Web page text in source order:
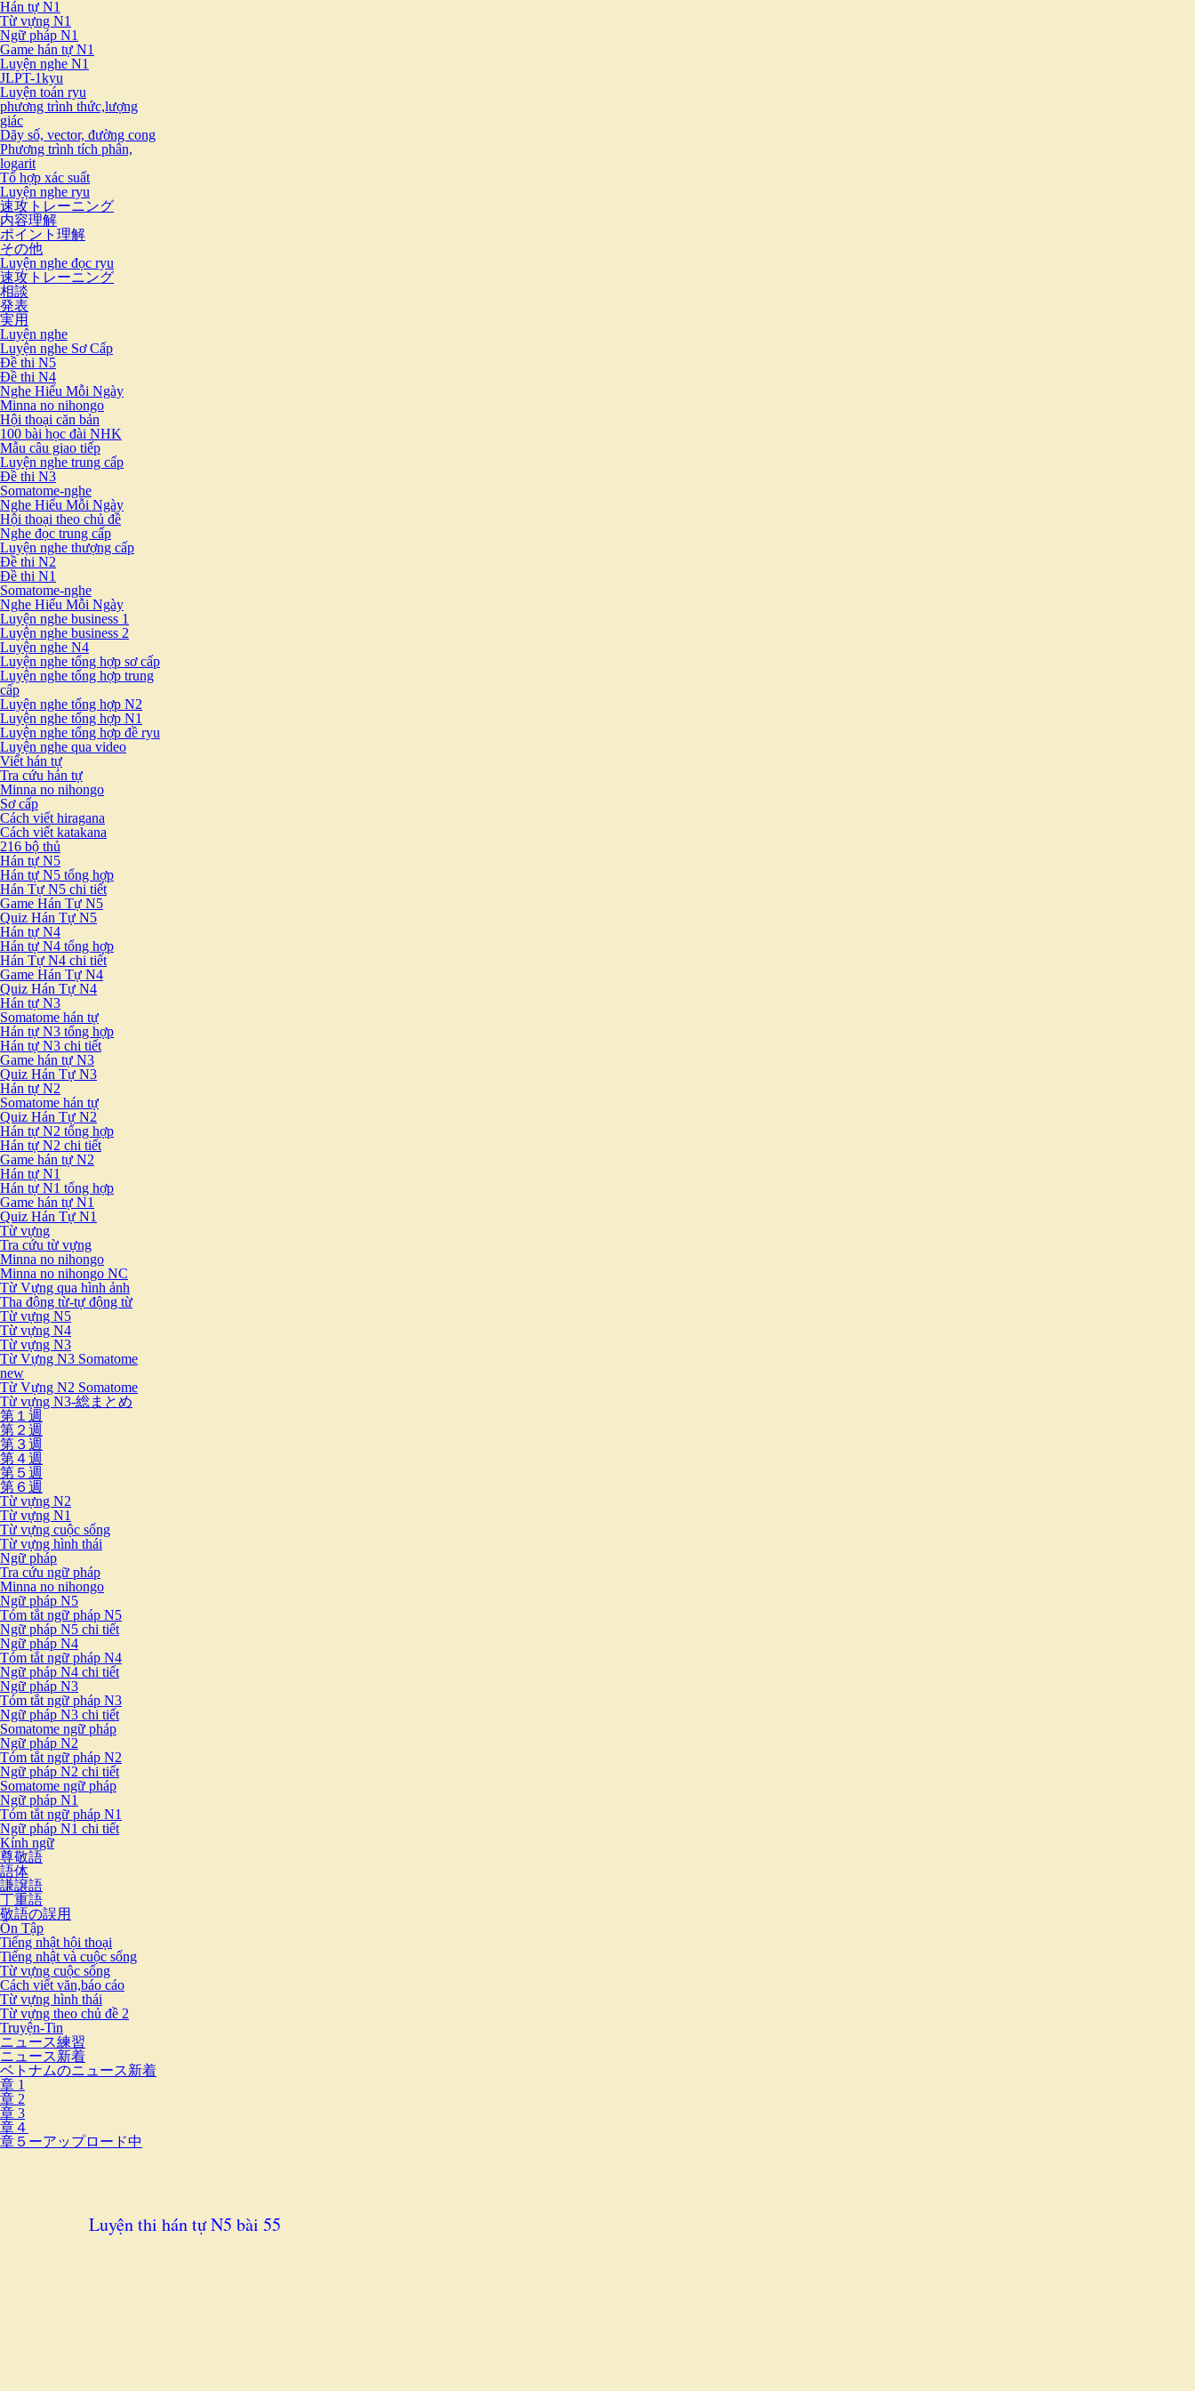
Hán tự N1
Từ vựng N1
Ngữ pháp N1
Game hán tự N1
Luyện nghe N1
JLPT-1kyu
Luyện toán ryu
phương trình thức,lượng
giác
Dãy số, vector, đường cong
Phương trình tích phân,
logarit
Tổ hợp xác suất
Luyện nghe ryu
速攻トレーニング
内容理解
ポイント理解
その他
Luyện nghe đọc ryu
速攻トレーニング
相談
発表
実用
Luyện nghe
Luyện nghe Sơ Cấp
Đề thi N5
Đề thi N4
Nghe Hiểu Mỗi Ngày
Minna no nihongo
Hội thoại căn bản
100 bài học đài NHK
Mẫu câu giao tiếp
Luyện nghe trung cấp
Đề thi N3
Somatome-nghe
Nghe Hiểu Mỗi Ngày
Hội thoại theo chủ đề
Nghe đọc trung cấp
Luyện nghe thượng cấp
Đề thi N2
Đề thi N1
Somatome-nghe
Nghe Hiểu Mỗi Ngày
Luyện nghe business 1
Luyện nghe business 2
Luyện nghe N4
Luyện nghe tổng hợp sơ cấp
Luyện nghe tổng hợp trung
cấp
Luyện nghe tổng hợp N2
Luyện nghe tổng hợp N1
Luyện nghe tổng hợp đề ryu
Luyện nghe qua video
Viết hán tự
Tra cứu hán tự
Minna no nihongo
Sơ cấp
Cách viết hiragana
Cách viết katakana
216 bộ thủ
Hán tự N5
Hán tự N5 tổng hợp
Hán Tự N5 chi tiết
Game Hán Tự N5
Quiz Hán Tự N5
Hán tự N4
Hán tự N4 tổng hợp
Hán Tự N4 chi tiết
Game Hán Tự N4
Quiz Hán Tự N4
Hán tự N3
Somatome hán tự
Hán tự N3 tổng hợp
Hán tự N3 chi tiết
Game hán tự N3
Quiz Hán Tự N3
Hán tự N2
Somatome hán tự
Quiz Hán Tự N2
Hán tự N2 tổng hợp
Hán tự N2 chi tiết
Game hán tự N2
Hán tự N1
Hán tự N1 tổng hợp
Game hán tự N1
Quiz Hán Tự N1
Từ vựng
Tra cứu từ vựng
Minna no nihongo
Minna no nihongo NC
Từ Vựng qua hình ảnh
Tha động từ-tự động từ
Từ vựng N5
Từ vựng N4
Từ vựng N3
Từ Vựng N3 Somatome
new
Từ Vựng N2 Somatome
Từ vựng N3-総まとめ
第１週
第２週
第３週
第４週
第５週
第６週
Từ vựng N2
Từ vựng N1
Từ vựng cuộc sống
Từ vựng hình thái
Ngữ pháp
Tra cứu ngữ pháp
Minna no nihongo
Ngữ pháp N5
Tóm tắt ngữ pháp N5
Ngữ pháp N5 chi tiết
Ngữ pháp N4
Tóm tắt ngữ pháp N4
Ngữ pháp N4 chi tiết
Ngữ pháp N3
Tóm tắt ngữ pháp N3
Ngữ pháp N3 chi tiết
Somatome ngữ pháp
Ngữ pháp N2
Tóm tắt ngữ pháp N2
Ngữ pháp N2 chi tiết
Somatome ngữ pháp
Ngữ pháp N1
Tóm tắt ngữ pháp N1
Ngữ pháp N1 chi tiết
Kính ngữ
尊敬語
語体
謙譲語
丁重語
敬語の誤用
Ôn Tập
Tiếng nhật hội thoại
Tiếng nhật và cuộc sống
Từ vựng cuộc sống
Cách viết văn,báo cáo
Từ vựng hình thái
Từ vựng theo chủ đề 2
Truyện-Tin
ニュース練習
ニュース新着
ベトナムのニュース新着
章 1
章 2
章 3
章４
章５ーアップロード中
Luyện thi hán tự N5 bài 55